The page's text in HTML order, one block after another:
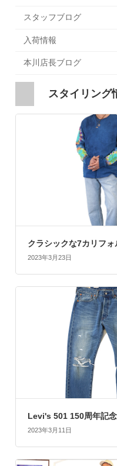
スタッフブログ
入荷情報
本川店長ブログ
スタイリング
クラシックな7カリフ
2023年3月23日
Levi's 501 150周年記
2023年3月11日